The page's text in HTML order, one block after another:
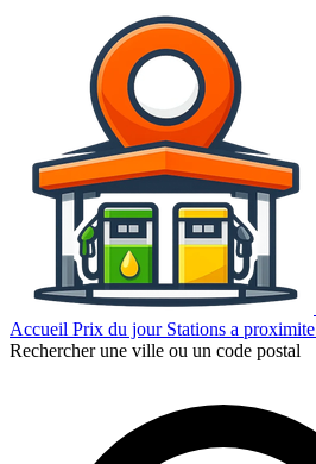
Accueil Prix du jour Stations a proximite
Rechercher une ville ou un code postal